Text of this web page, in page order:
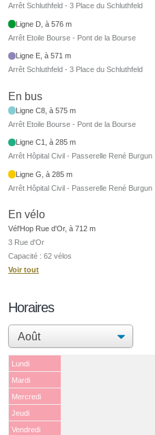
Arrêt Schluthfeld - 3 Place du Schluthfeld
Ligne D, à 576 m
Arrêt Etoile Bourse - Pont de la Bourse
Ligne E, à 571 m
Arrêt Schluthfeld - 3 Place du Schluthfeld
En bus
Ligne C8, à 575 m
Arrêt Etoile Bourse - Pont de la Bourse
Ligne C1, à 285 m
Arrêt Hôpital Civil - Passerelle René Burgun
Ligne G, à 285 m
Arrêt Hôpital Civil - Passerelle René Burgun
En vélo
Vél'Hop Rue d'Or, à 712 m
3 Rue d'Or
Capacité : 62 vélos
Voir tout
Horaires
Lundi
Mardi
Mercredi
Jeudi
Vendredi